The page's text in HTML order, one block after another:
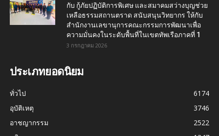
กับ กู้ภัยปฏิบัติการพิเศษ และสมาคมสว่างบุญช่วย
เหลือธรรมสถานตราด สนับสนุนวิทยากร ให้กับ
สำนักงานเลขานุการคณะกรรมการพัฒนาเพื่อ
ความมั่นคงในระดับพื้นที่ในเขตทัพเรือภาคที่ 1
3 กรกฎาคม 2026
ประเภทยอดนิยม
ทั่วไป
6174
อุบัติเหตุ
3746
อาชญากรรม
2522